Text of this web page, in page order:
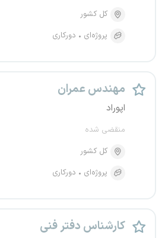
کل کشور
پروژه‌ای
دورکاری
مهندس عمران
اپوراد
منقضی شده
کل کشور
پروژه‌ای
دورکاری
کارشناس دفتر فنی